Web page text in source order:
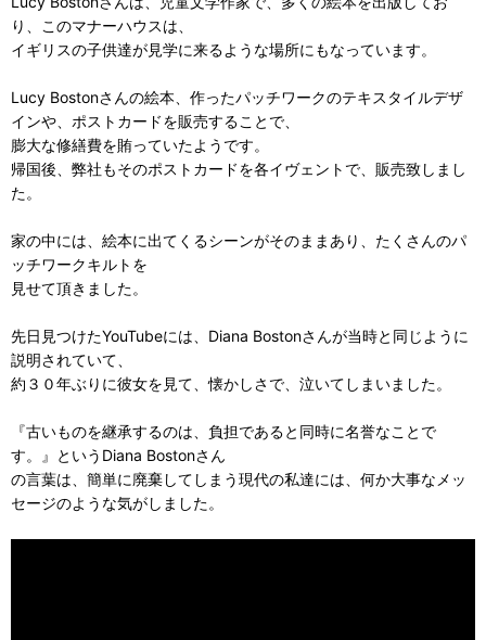
り、このマナーハウスは、
イギリスの子供達が見学に来るような場所にもなっています。
Lucy Bostonさんの絵本、作ったパッチワークのテキスタイルデザ
インや、ポストカードを販売することで、
膨大な修繕費を賄っていたようです。
帰国後、弊社もそのポストカードを各イヴェントで、販売致しまし
た。
家の中には、絵本に出てくるシーンがそのままあり、たくさんのパ
ッチワークキルトを
見せて頂きました。
先日見つけたYouTubeには、Diana Bostonさんが当時と同じように
説明されていて、
約３０年ぶりに彼女を見て、懐かしさで、泣いてしまいました。
『古いものを継承するのは、負担であると同時に名誉なことで
す。』というDiana Bostonさん
の言葉は、簡単に廃棄してしまう現代の私達には、何か大事なメッ
セージのような気がしました。